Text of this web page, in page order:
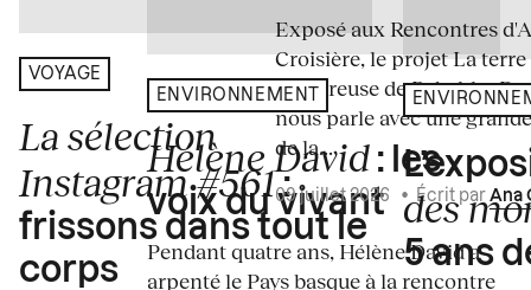
VOYAGE
La sélection
Instagram #561:
frissons dans tout le
corps
ENVIRONNEMENT
Hélène David : les
voix du vivant
Pendant quatre ans, Hélène David a
arpenté le Pays basque à la rencontre
Exposé aux Rencontres
Croisière, le projet La terre
amoureuse de Rebekka
nous parle avec une
de la...
09 juillet 2026 • Écrit par Ana
des
5 ans